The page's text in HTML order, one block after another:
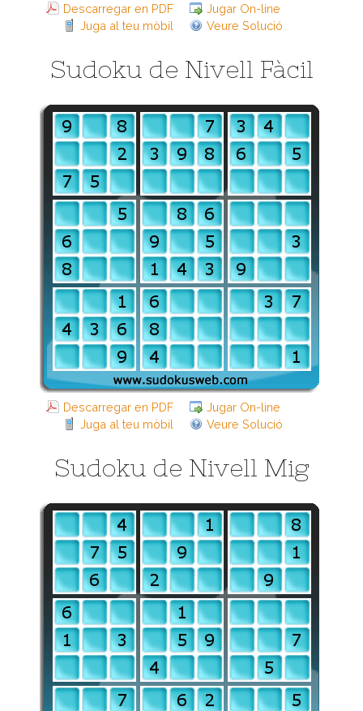
Descarregar en PDF
Jugar On-line
Juga al teu mòbil
Veure Solució
Sudoku de Nivell Fàcil
Descarregar en PDF
Jugar On-line
Juga al teu mòbil
Veure Solució
Sudoku de Nivell Mig